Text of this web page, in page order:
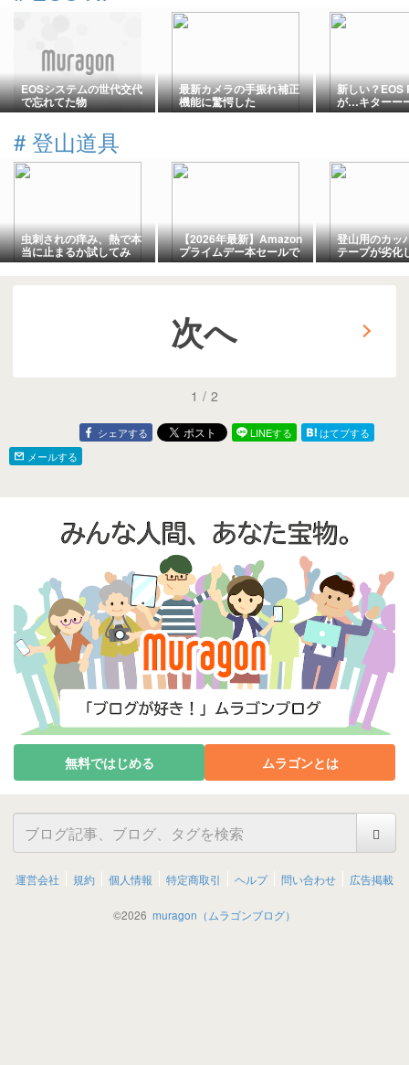
EOSシステムの世代交代
で忘れてた物
最新カメラの手振れ補正
機能に驚愕した
新しい？EOS
が…キターー
# 登山道具
虫刺されの痒み、熱で本
当に止まるか試してみ
た！
【2026年最新】Amazon
プライムデー本セールで
釣具・アウトドア用品を
賢くお得に買う方法
登山用のカッ
テープが劣化
り直した
次へ
1 / 2
シェアする LINEする
はてブする
メールする
無料ではじめる ムラゴンとは
運営会社 規約 個人情報 特定商取引 ヘルプ 問い合わせ 広告掲載
©2026 muragon（ムラゴンブログ）